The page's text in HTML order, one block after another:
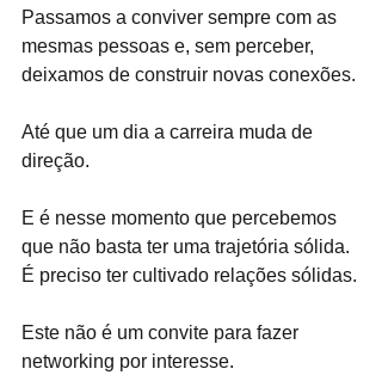
Passamos a conviver sempre com as
mesmas pessoas e, sem perceber,
deixamos de construir novas conexões.
Até que um dia a carreira muda de
direção.
E é nesse momento que percebemos
que não basta ter uma trajetória sólida.
É preciso ter cultivado relações sólidas.
Este não é um convite para fazer
networking por interesse.